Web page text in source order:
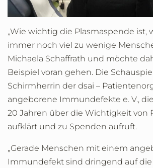
„Wie wichtig die Plasmaspende ist,
immer noch viel zu wenige
Michaela Schaffrath und möchte
Beispiel voran gehen. Die
Schirmherrin der dsai –
angeborene Immundefekte e. V.,
20 Jahren über die Wichtigkeit von
aufklärt und zu Spenden aufruft.
„Gerade Menschen mit einem
Immundefekt sind dringend auf